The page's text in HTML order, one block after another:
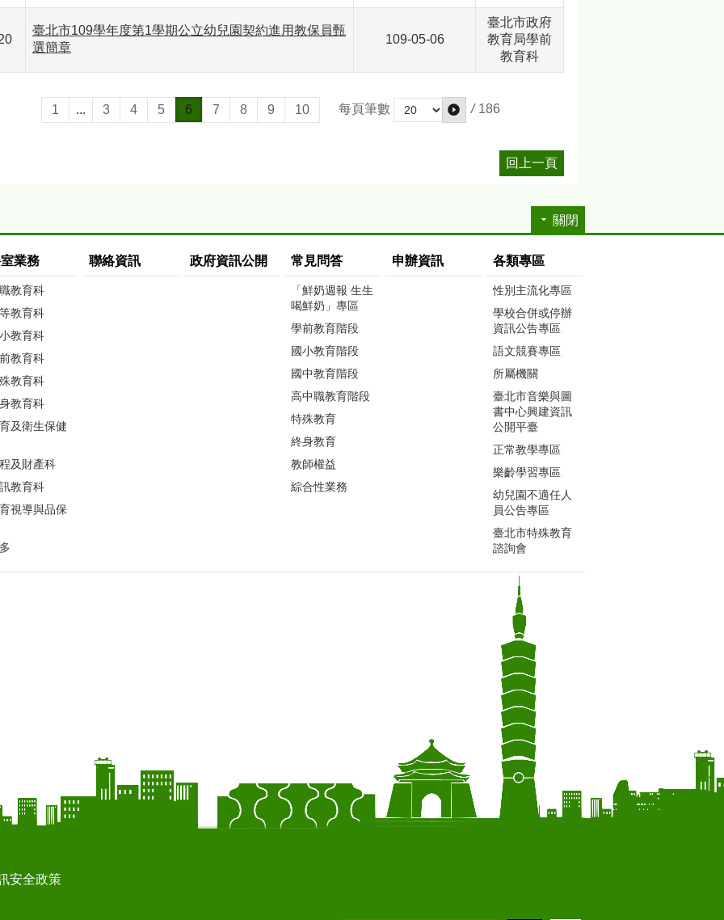
臺北市109學年度第1學期公立幼兒園契約進用教保員甄
選簡章
109-05-06
臺北市政府
教育局學前
教育科
1 ... 3 4 5 6 7 8 9 10 每頁筆數 / 186
回上一頁
關閉
業務
教育科
教育科
教育科
教育科
教育科
教育科
及衛生保健
及財產科
教育科
視導與品保
聯絡資訊 政府資訊公開 常見問答
「鮮奶週報 生生
喝鮮奶」專區
學前教育階段
國小教育階段
國中教育階段
高中職教育階段
特殊教育
終身教育
教師權益
綜合性業務
申辦資訊 各類專區
性別主流化專區
學校合併或停辦
資訊公告專區
語文競賽專區
所屬機關
臺北市音樂與圖
書中心興建資訊
公開平臺
正常教學專區
樂齡學習專區
幼兒園不適任人
員公告專區
臺北市特殊教育
諮詢會
安全政策